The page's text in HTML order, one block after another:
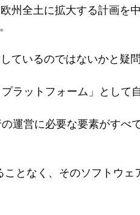
州全土に拡大する計画を
ているのではないかと疑
ラットフォーム」として
運営に必要な要素がすべ
となく、そのソフトウ